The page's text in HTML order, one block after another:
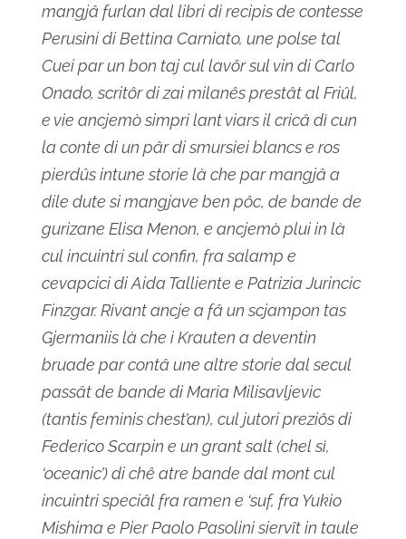
mangjâ furlan dal libri di recipis de contesse
Perusini di Bettina Carniato, une polse tal
Cuei par un bon taj cul lavôr sul vin di Carlo
Onado, scritôr di zai milanês prestât al Friûl,
e vie ancjemò simpri lant viars il cricâ dì cun
la conte di un pâr di smursiei blancs e ros
pierdûs intune storie là che par mangjâ a
dile dute si mangjave ben pôc, de bande de
gurizane Elisa Menon, e ancjemò plui in là
cul incuintri sul confin, fra salamp e
cevapcici di Aida Talliente e Patrizia Jurincic
Finzgar. Rivant ancje a fâ un scjampon tas
Gjermaniis là che i Krauten a deventin
bruade par contâ une altre storie dal secul
passât de bande di Maria Milisavljevic
(tantis feminis chest’an), cul jutori preziôs di
Federico Scarpin e un grant salt (chel sì,
‘oceanic’) di chê atre bande dal mont cul
incuintri speciâl fra ramen e ‘suf, fra Yukio
Mishima e Pier Paolo Pasolini siervît in taule